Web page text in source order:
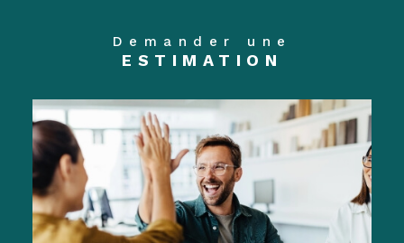
Demander une
ESTIMATION